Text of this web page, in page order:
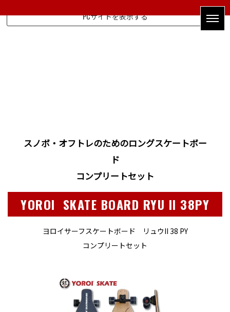
PCサイトを表示する
スノボ・オフトレのためのロングスケートボー
ド
コンプリートセット
YOROI SKATE BOARD RYU II 38PY
ヨロイサーフスケートボード リュウII 38 PY
コンプリートセット